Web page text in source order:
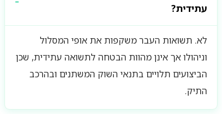
עתידית?
לא. תשואות העבר משקפות את אופי המסלול
וניהולו אך אינן מהוות הבטחה לתשואה עתידית, שכן
הביצועים תלויים בתנאי השוק המשתנים ובהרכב
התיק.